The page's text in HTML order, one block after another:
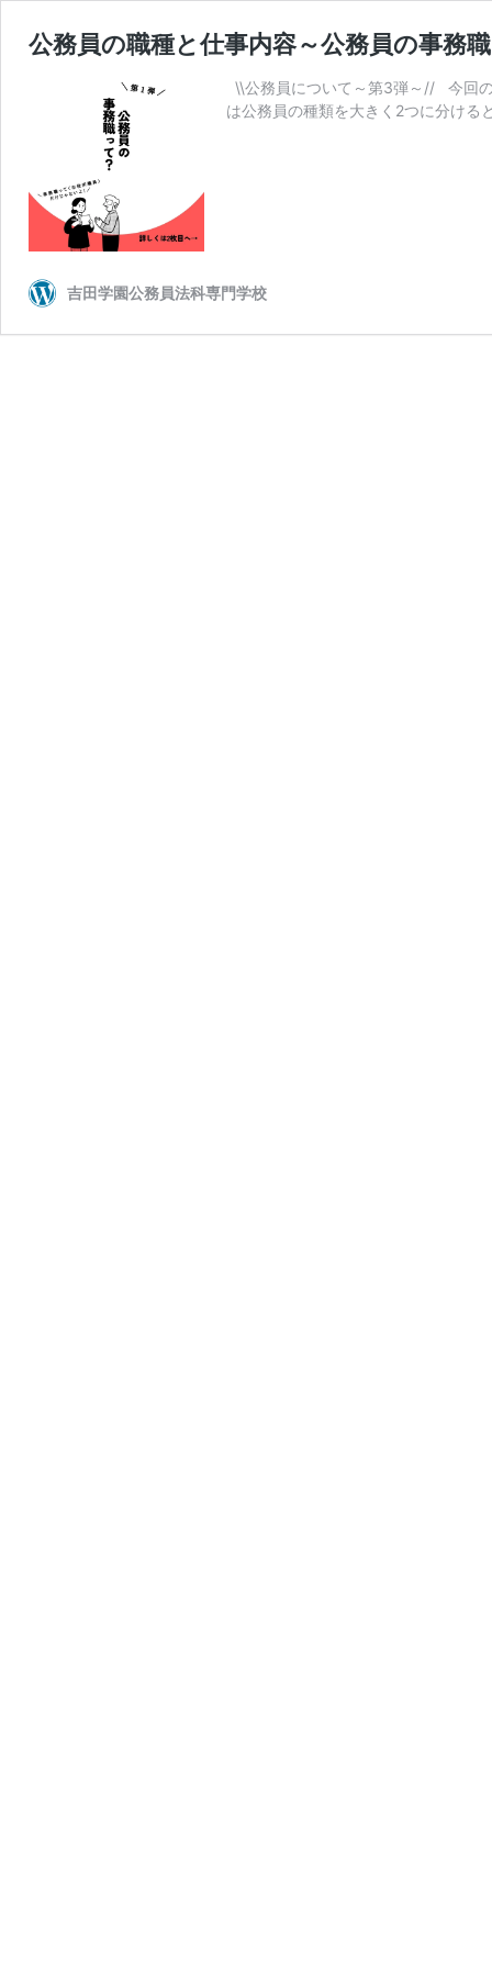
公務員の職種と仕事内容～公務員の事務
\\公務員について～第3弾～// 今回
は公務員の種類を大きく2つに分け
吉田学園公務員法科専門学校